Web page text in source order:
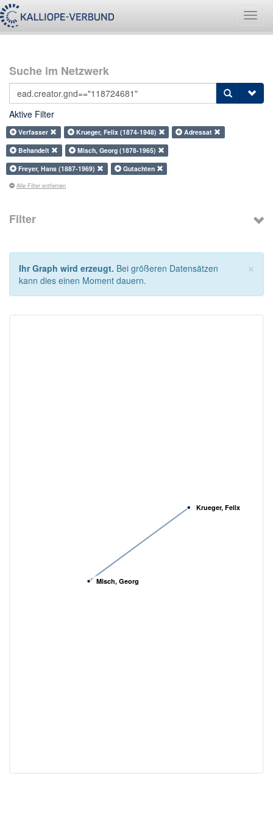
Suche im Netzwerk
Aktive Filter
Verfasser Krueger, Felix (1874-1948)
Adressat
Behandelt
Misch, Georg (1878-1965)
Freyer, Hans (1887-1969)
Gutachten
Alle Filter entfernen
Filter
×
Ihr Graph wird erzeugt. Bei größeren Datensätzen
kann dies einen Moment dauern.
Misch, Georg
Krueger, Felix